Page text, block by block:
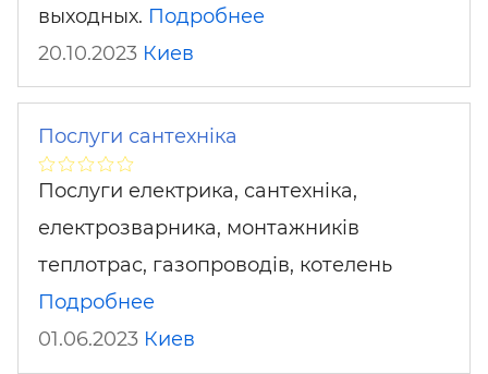
выходных. Подробнее
20.10.2023 Киев
Послуги сантехніка
Послуги електрика, сантехніка,
електрозварника, монтажників
теплотрас, газопроводів, котелень
Подробнее
01.06.2023 Киев